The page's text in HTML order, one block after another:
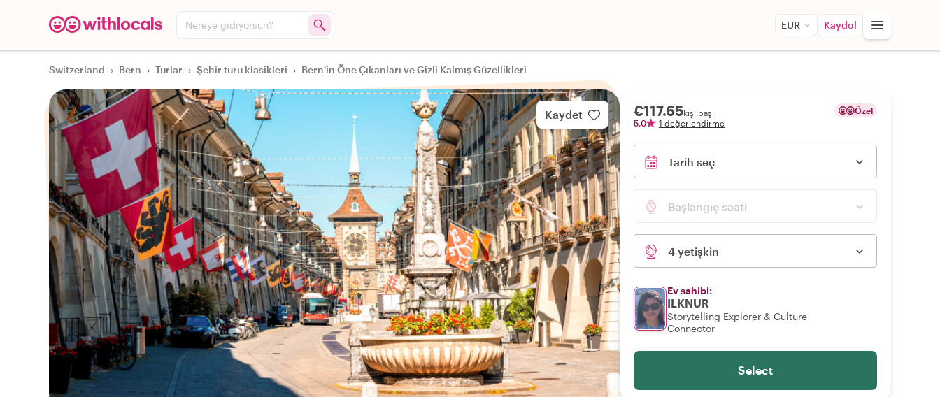
Nereye gidiyorsun? EUR Kaydol
Switzerland › Bern › Turlar › Şehir turu klasikleri › Bern'in Öne Çıkanları ve Gizli Kalmış Güzellikleri
Kaydet €117.65kişi başı
5,0
1 değerlendirme
Özel
Tarih seç
Başlangıç saati
4 yetişkin
Ev sahibi:
ILKNUR
Storytelling Explorer & Culture
Connector
Select